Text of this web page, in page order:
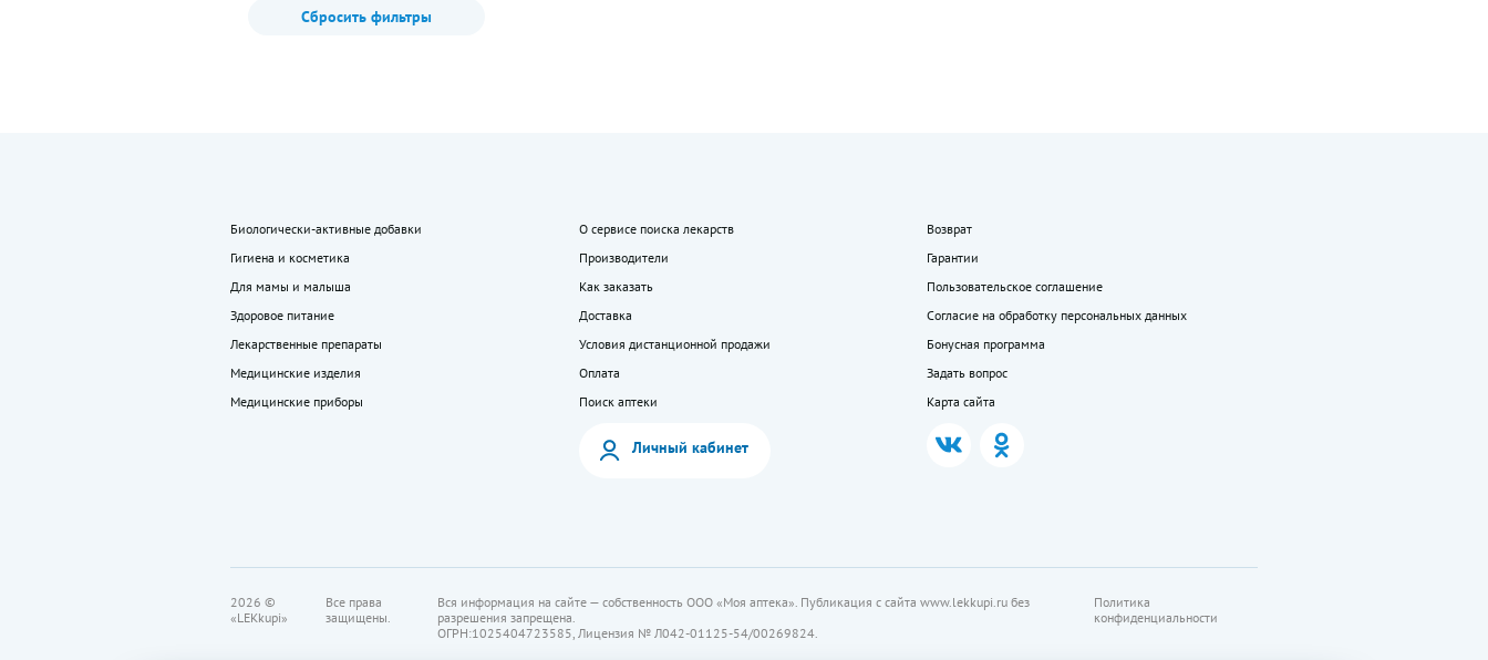
Сбросить фильтры
Биологически-активные добавки
Гигиена и косметика
Для мамы и малыша
Здоровое питание
Лекарственные препараты
Медицинские изделия
Медицинские приборы
О сервисе поиска лекарств
Производители
Как заказать
Доставка
Условия дистанционной продажи
Оплата
Поиск аптеки
Возврат
Гарантии
Пользовательское соглашение
Согласие на обработку персональных данных
Бонусная программа
Задать вопрос
Карта сайта
Личный кабинет
2026 ©
«LEKkupi»
Все права
защищены.
Вся информация на сайте — собственность ООО «Моя аптека». Публикация с сайта www.lekkupi.ru без
разрешения запрещена.
ОГРН:1025404723585, Лицензия № Л042-01125-54/00269824.
Политика
конфиденциальности